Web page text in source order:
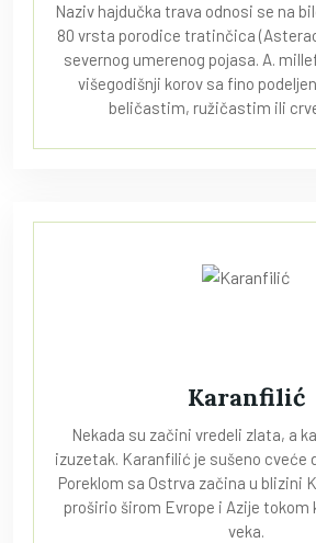
Naziv hajdučka trava odnosi se na
80 vrsta porodice tratinčica
severnog umerenog pojasa. A.
višegodišnji korov sa fino
beličastim, ružičastim ili
Karanfilić
Nekada su začini vredeli zlata, a
izuzetak. Karanfilić je sušeno cveće
Poreklom sa Ostrva začina u blizini
proširio širom Evrope i Azije tokom
veka.